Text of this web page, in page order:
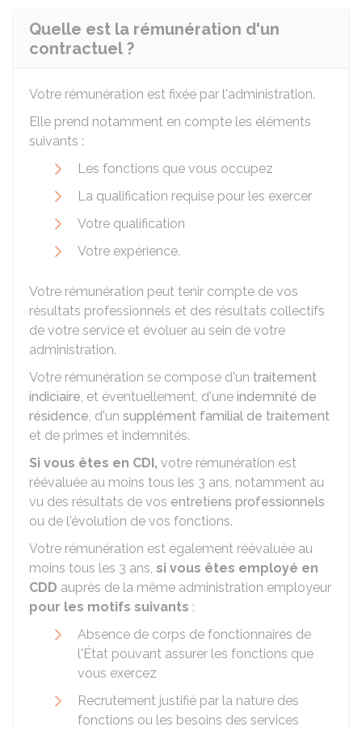
Quelle est la rémunération d'un
contractuel ?
Votre rémunération est fixée par l'administration.
Elle prend notamment en compte les éléments
suivants :
Les fonctions que vous occupez
La qualification requise pour les exercer
Votre qualification
Votre expérience.
Votre rémunération peut tenir compte de vos
résultats professionnels et des résultats collectifs
de votre service et évoluer au sein de votre
administration.
Votre rémunération se compose d'un traitement
indiciaire, et éventuellement, d'une indemnité de
résidence, d'un supplément familial de traitement
et de primes et indemnités.
Si vous êtes en CDI, votre rémunération est
réévaluée au moins tous les 3 ans, notamment au
vu des résultats de vos entretiens professionnels
ou de l'évolution de vos fonctions.
Votre rémunération est également réévaluée au
moins tous les 3 ans, si vous êtes employé en
CDD auprès de la même administration employeur
pour les motifs suivants :
Absence de corps de fonctionnaires de
l'État pouvant assurer les fonctions que
vous exercez
Recrutement justifié par la nature des
fonctions ou les besoins des services